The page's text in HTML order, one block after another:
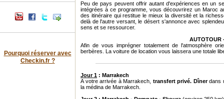
Pourquoi réserver avec
Checkin.fr ?
Peu de pays peuvent offrir autant d'expériences en un
intégrées à ce programme, vous découvrirez un Maroc
des itinéraire qui restitue le mieux la diversité et la
delà de l'autre versant, le désert s'annonce avec
sens et se ressourcer.
AUTOTOUR
Afin de vous imprégner totalement de l'atmosphère
berbères. La voiture de location vous laissera une totale
Jour 1 : Marrakech
A votre arrivée à Marrakech, transfert privé. Dînerdans
la médina de Marrakech.